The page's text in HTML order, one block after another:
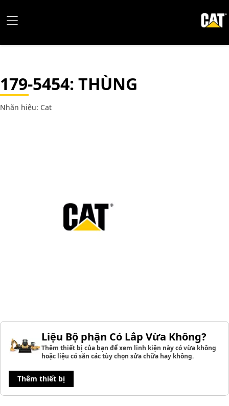
179-5454: THÙNG
Nhãn hiệu: Cat
Liệu Bộ phận Có Lắp Vừa Không?
Thêm thiết bị của bạn để xem linh kiện này có vừa không
hoặc liệu có sẵn các tùy chọn sửa chữa hay không.
Thêm thiết bị